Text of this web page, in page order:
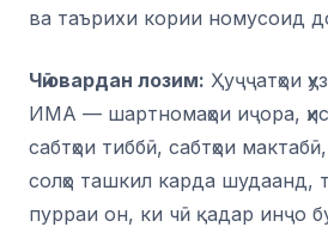
ва таърихи кории номусоид
Чӣ овардан лозим: Ҳуҷҷатҳои
ИМА — шартномаҳои иҷора,
сабтҳои тиббӣ, сабтҳои
солҳо ташкил карда шудаанд,
пурраи он, ки чӣ қадар инҷо